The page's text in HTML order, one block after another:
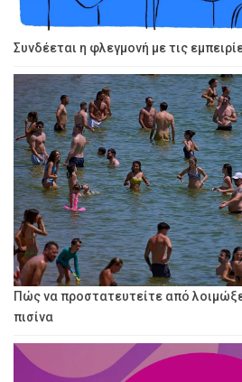
Συνδέεται η φλεγμονή με τις
Πώς να προστατευτείτε από
πισίνα